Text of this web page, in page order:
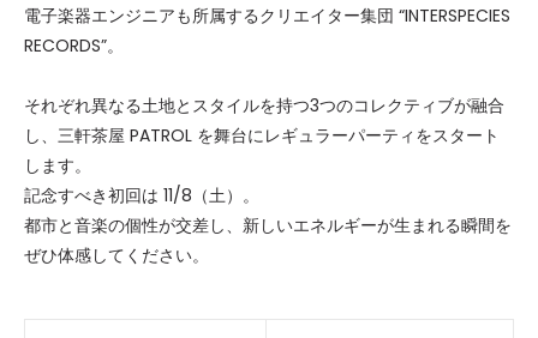
電子楽器エンジニアも所属するクリエイター集団 “INTERSPECIES
RECORDS”。
それぞれ異なる土地とスタイルを持つ3つのコレクティブが融合
し、三軒茶屋 PATROL を舞台にレギュラーパーティをスタート
します。
記念すべき初回は 11/8（土）。
都市と音楽の個性が交差し、新しいエネルギーが生まれる瞬間を
ぜひ体感してください。